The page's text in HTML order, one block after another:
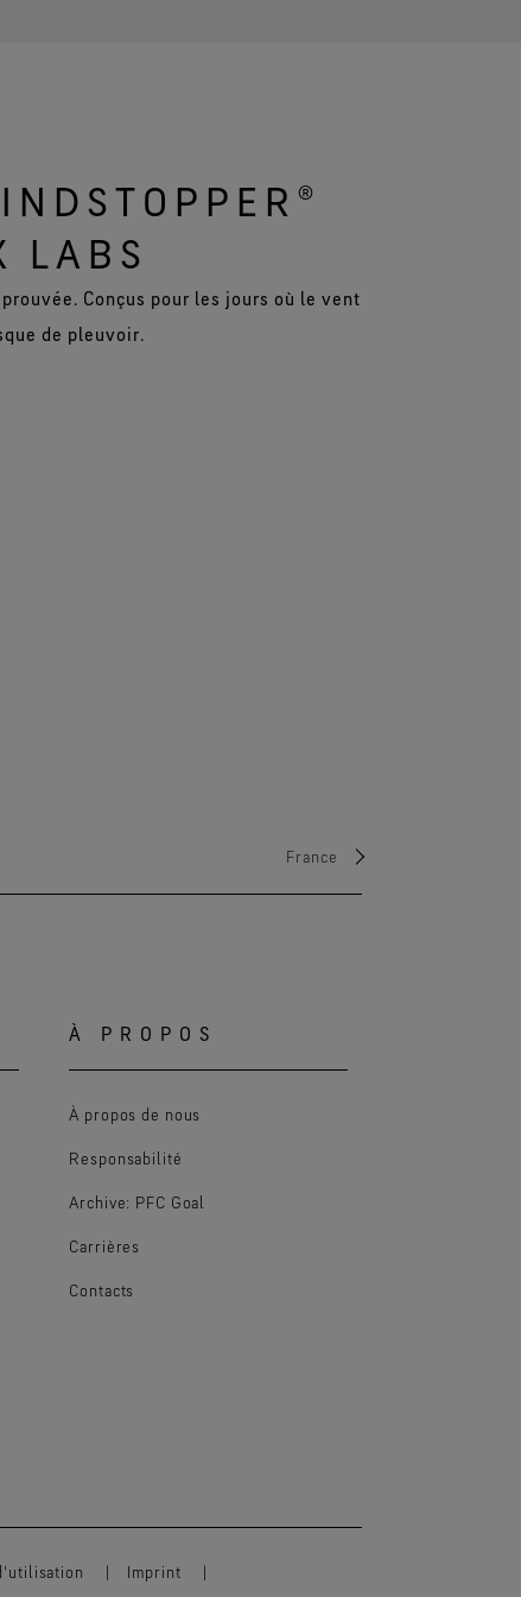
LABS
Conçus pour les jours où le vent
de pleuvoir.
France
À PROPOS
À propos de nous
Responsabilité
Archive: PFC Goal
Carrières
Contacts
Imprint